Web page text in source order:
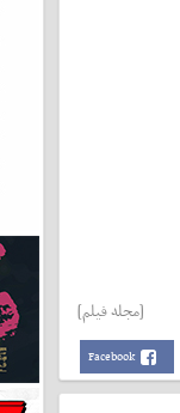
[مجله فیلم]
Facebook